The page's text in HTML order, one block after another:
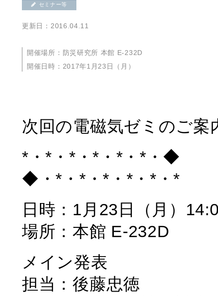
セミナー等
更新日：2016.04.11
開催場所：防災研究所 本館 E-232D
開催日時：2017年1月23日（月）
次回の電磁気ゼミのご案
*・*・*・*・*・*
◆・*・*・*・*・*・*
日時：1月23日（月）
場所：本館 E-232D
メイン発表
担当：後藤忠徳